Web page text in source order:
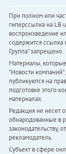
При полном или
гиперссылка на
воспроизведение
содержится ссылка
Группа" запрещено.
Материалы,
"Новости
публикуются на
подготовке этого
материалах.
Редакция не несет
обнародованные в
законодательству,
рекламодатель.
Субъект в сфере